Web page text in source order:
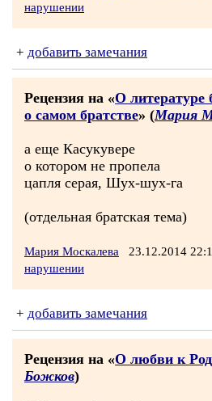
нарушении
+ добавить замечания
Рецензия на «О литературе
о самом братстве» (Мария
а еще Касукувере
о котором не пропела
цапля серая, Шух-шух-га
(отдельная братская тема)
Мария Москалева 23.12.2014
нарушении
+ добавить замечания
Рецензия на «О любви к
Божков)